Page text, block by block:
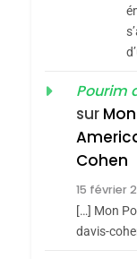
2
Pourim
sur
Cohen
15 février
[…] Mon
davis-